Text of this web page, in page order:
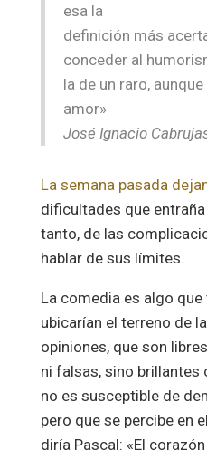
esa la
definición más
conceder al
la de un raro,
amor»
José Ignacio
La semana pasada
dificultades que
tanto, de las
hablar de sus límites.
La comedia es algo
ubicarían el terreno de
opiniones, que son
ni falsas, sino brillantes
no es susceptible de
pero que se percibe en
diría Pascal: «El